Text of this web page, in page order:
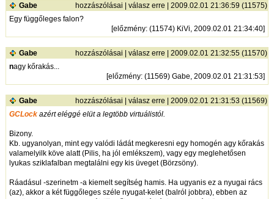
Gabe hozzászólásai |válasz erre | 2009.02.01 21:36:59 (11575)
Egy függőleges falon?
[előzmény: (11574) KiVi, 2009.02.01 21:34:40]
Gabe hozzászólásai |válasz erre | 2009.02.01 21:32:55 (11570)
nagy kőrakás...
[előzmény: (11569) Gabe, 2009.02.01 21:31:53]
Gabe hozzászólásai |válasz erre | 2009.02.01 21:31:53 (11569)
GCLock azért eléggé elüt a legtöbb virtuálistól.
Bizony.
Kb. ugyanolyan, mint egy valódi ládát megkeresni egy homogén agy kőrakás
valamelyilk köve alatt (Pilis, ha jól emlékszem), vagy egy meglehetősen
lyukas sziklafalban megtalálni egy kis üveget (Börzsöny).
Ráadásul -szerinetm -a kiemelt segítség hamis. Ha ugyanis ez a nyugai rács
(az), akkor a két függőleges széle nyugat-kelet (balról jobbra), ebben az